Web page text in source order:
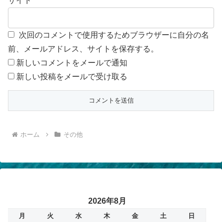
次回のコメントで使用するためブラウザーに自分の名
前、メールアドレス、サイトを保存する。
新しいコメントをメールで通知
新しい投稿をメールで受け取る
ホーム その他
2026年8月
月 火 水 木 金 土 日